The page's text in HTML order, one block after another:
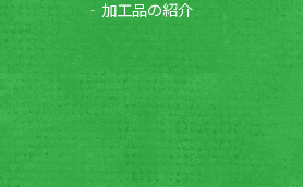
加工品の紹介